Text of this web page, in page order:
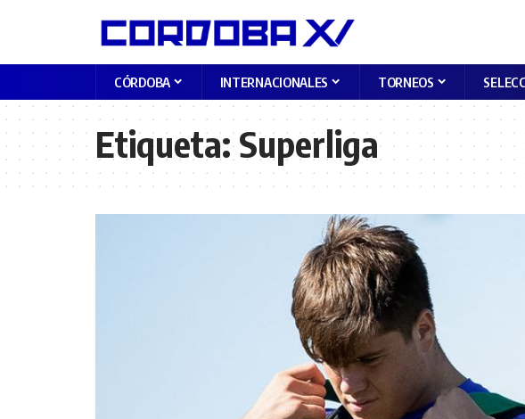
CÓRDOBA INTERNACIONALES TORNEOS
Etiqueta:Superliga